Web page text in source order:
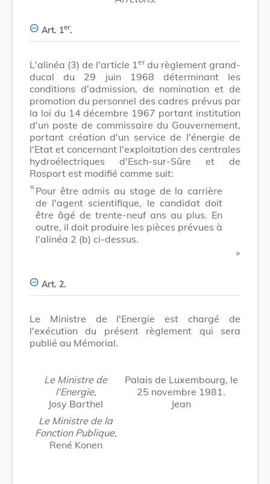
Art. 1er.
L'alinéa (3) de l'article 1 erdu règlement grand-
ducal du 29 juin 1968 déterminant les
conditions d'admission, de nomination et de
promotion du personnel des cadres prévus par
la loi du 14 décembre 1967 portant institution
d'un poste de commissaire du Gouvernement,
portant création d'un service de l'énergie de
l'Etat et concernant l'exploitation des centrales
hydroélectriques d'Esch-sur-Sûre et de
Rosport est modifié comme suit:
​ «Pour être admis au stage de la carrière
de l'agent scientifique, le candidat doit
être âgé de trente-neuf ans au plus. En
outre, il doit produire les pièces prévues à
l'alinéa 2 (b) ci-dessus.
​ »
Art. 2.
Le Ministre de l'Energie est chargé de
l'exécution du présent règlement qui sera
publié au Mémorial.
Le Ministre de
l'Energie,
Josy Barthel
Le Ministre de la
Fonction Publique,
René Konen
Palais de Luxembourg, le
25 novembre 1981.
Jean